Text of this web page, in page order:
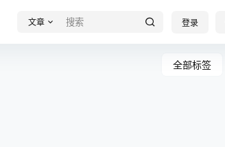
文章 登录
全部标签